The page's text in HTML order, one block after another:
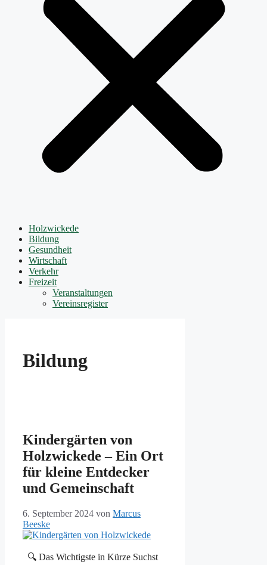
Holzwickede
Bildung
Gesundheit
Wirtschaft
Verkehr
Freizeit
Veranstaltungen
Vereinsregister
Bildung
Kindergärten von
Holzwickede – Ein Ort
für kleine Entdecker
und Gemeinschaft
6. September 2024 von Marcus
Beeske
🔍 Das Wichtigste in Kürze Suchst